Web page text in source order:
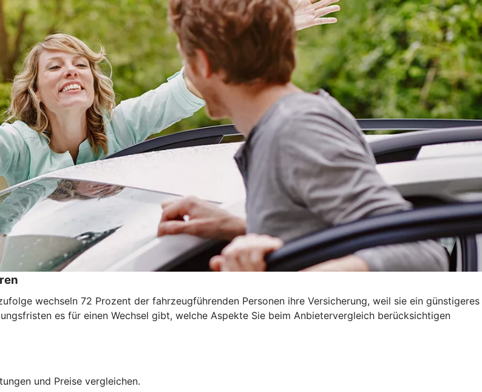
wechseln 72 Prozent der fahrzeugführenden Personen ihre Versicherung, weil sie ein günstigeres
es für einen Wechsel gibt, welche Aspekte Sie beim Anbietervergleich berücksichtigen
und Preise vergleichen.